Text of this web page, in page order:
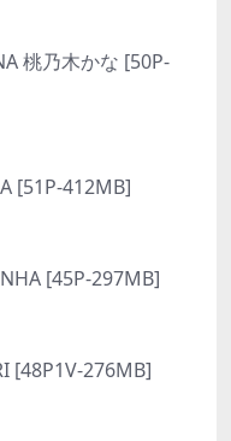
桃乃木かな [50P-
[51P-412MB]
[45P-297MB]
[48P1V-276MB]